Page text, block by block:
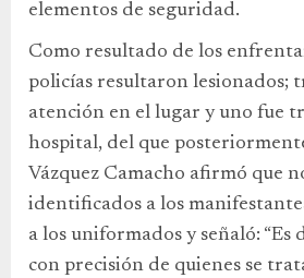
elementos de seguridad.
Como resultado de los
policías resultaron lesionados;
atención en el lugar y uno fue
hospital, del que
Vázquez Camacho afirmó que
identificados a los
a los uniformados y señaló:
con precisión de quienes se